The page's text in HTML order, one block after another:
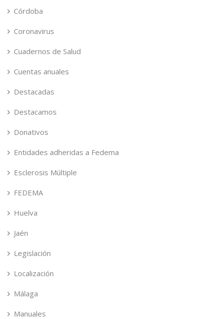
Córdoba
Coronavirus
Cuadernos de Salud
Cuentas anuales
Destacadas
Destacamos
Donativos
Entidades adheridas a Fedema
Esclerosis Múltiple
FEDEMA
Huelva
Jaén
Legislación
Localización
Málaga
Manuales